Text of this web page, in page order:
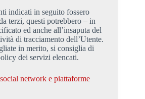
indicati in seguito fossero
terzi, questi potrebbero – in
ed anche all’insaputa del
di tracciamento dell’Utente.
in merito, si consiglia di
dei servizi elencati.
network e piattaforme